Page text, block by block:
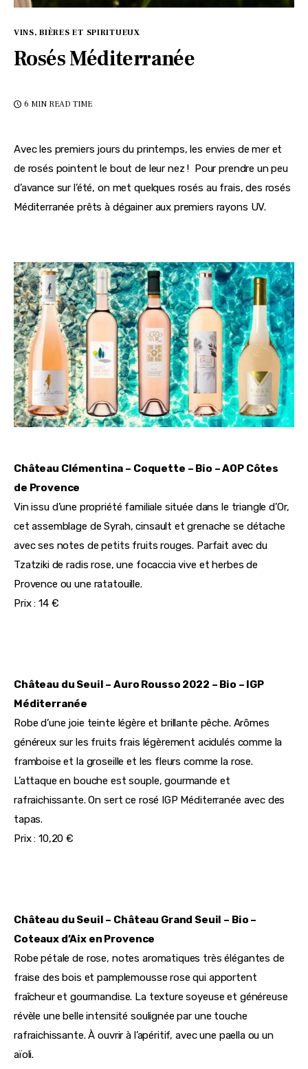
VINS, BIÈRES ET SPIRITUEUX
Rosés Méditerranée
6 MIN READ TIME
Avec les premiers jours du printemps, les envies de mer et
de rosés pointent le bout de leur nez !  Pour prendre un peu
d’avance sur l’été, on met quelques rosés au frais, des rosés
Méditerranée prêts à dégainer aux premiers rayons UV.
Château Clémentina – Coquette – Bio – AOP Côtes
de Provence
Vin issu d’une propriété familiale située dans le triangle d’Or,
cet assemblage de Syrah, cinsault et grenache se détache
avec ses notes de petits fruits rouges. Parfait avec du
Tzatziki de radis rose, une focaccia vive et herbes de
Provence ou une ratatouille.
Prix : 14 €
Château du Seuil – Auro Rousso 2022 – Bio – IGP
Méditerranée
Robe d’une joie teinte légère et brillante pêche. Arômes
généreux sur les fruits frais légèrement acidulés comme la
framboise et la groseille et les fleurs comme la rose.
L’attaque en bouche est souple, gourmande et
rafraichissante. On sert ce rosé IGP Méditerranée avec des
tapas.
Prix : 10,20 €
Château du Seuil – Château Grand Seuil – Bio –
Coteaux d’Aix en Provence
Robe pétale de rose, notes aromatiques très élégantes de
fraise des bois et pamplemousse rose qui apportent
fraîcheur et gourmandise. La texture soyeuse et généreuse
révèle une belle intensité soulignée par une touche
rafraichissante. À ouvrir à l’apéritif, avec une paella ou un
aïoli.